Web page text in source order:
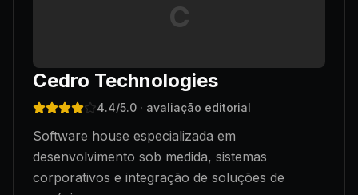
C
Cedro Technologies
4.4/5.0 · avaliação editorial
Software house especializada em
desenvolvimento sob medida, sistemas
corporativos e integração de soluções de